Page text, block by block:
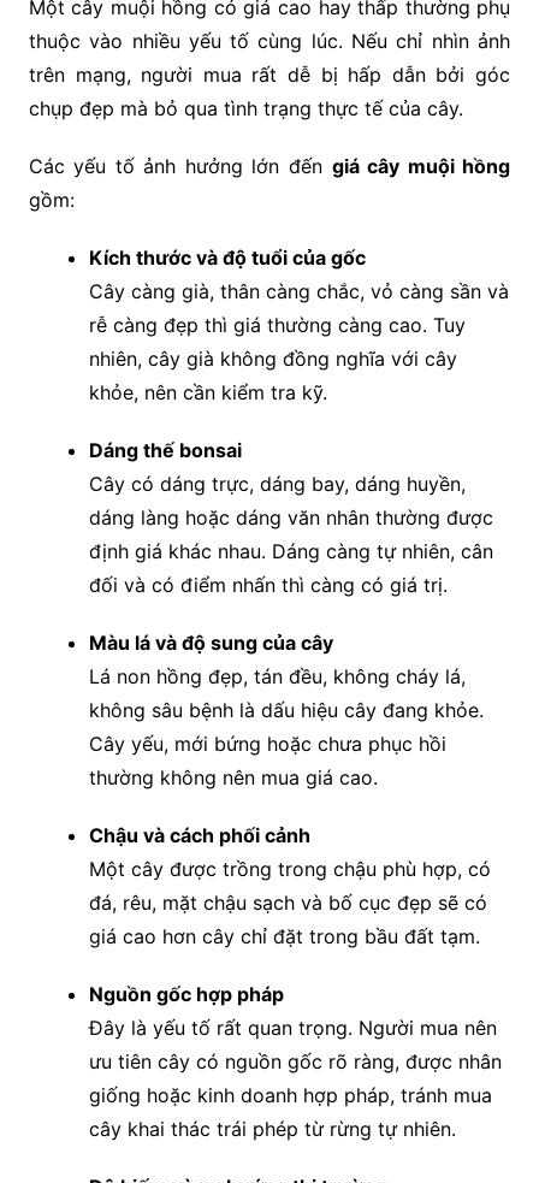
Một cây muội hồng có giá cao hay thấp thường phụ
thuộc vào nhiều yếu tố cùng lúc. Nếu chỉ nhìn ảnh
trên mạng, người mua rất dễ bị hấp dẫn bởi góc
chụp đẹp mà bỏ qua tình trạng thực tế của cây.
Các yếu tố ảnh hưởng lớn đến giá cây muội hồng
gồm:
Kích thước và độ tuổi của gốc
Cây càng già, thân càng chắc, vỏ càng sần và
rễ càng đẹp thì giá thường càng cao. Tuy
nhiên, cây già không đồng nghĩa với cây
khỏe, nên cần kiểm tra kỹ.
Dáng thế bonsai
Cây có dáng trực, dáng bay, dáng huyền,
dáng làng hoặc dáng văn nhân thường được
định giá khác nhau. Dáng càng tự nhiên, cân
đối và có điểm nhấn thì càng có giá trị.
Màu lá và độ sung của cây
Lá non hồng đẹp, tán đều, không cháy lá,
không sâu bệnh là dấu hiệu cây đang khỏe.
Cây yếu, mới bứng hoặc chưa phục hồi
thường không nên mua giá cao.
Chậu và cách phối cảnh
Một cây được trồng trong chậu phù hợp, có
đá, rêu, mặt chậu sạch và bố cục đẹp sẽ có
giá cao hơn cây chỉ đặt trong bầu đất tạm.
Nguồn gốc hợp pháp
Đây là yếu tố rất quan trọng. Người mua nên
ưu tiên cây có nguồn gốc rõ ràng, được nhân
giống hoặc kinh doanh hợp pháp, tránh mua
cây khai thác trái phép từ rừng tự nhiên.